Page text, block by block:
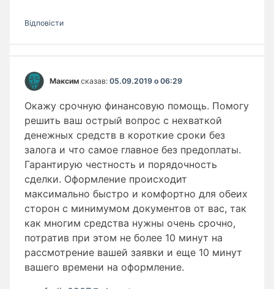
Відповіcти
Максим сказав: 05.09.2019 о 06:29
Окажу срочную финансовую помощь. Помогу
решить ваш острый вопрос с нехваткой
денежных средств в короткие сроки без
залога и что самое главное без предоплаты.
Гарантирую честность и порядочность
сделки. Оформление происходит
максимально быстро и комфортно для обеих
сторон с минимумом документов от вас, так
как многим средства нужны очень срочно,
потратив при этом не более 10 минут на
рассмотрение вашей заявки и еще 10 минут
вашего времени на оформление.